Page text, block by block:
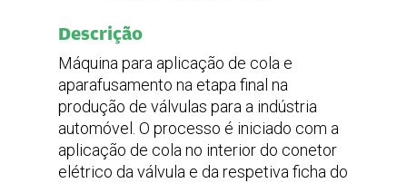
495 kg
Fonte de Alimentação
Potência
Frequência
Corrente
Descrição
Máquina para aplicação de cola e
aparafusamento na etapa final na
produção de válvulas para a indústria
automóvel. O processo é iniciado com a
aplicação de cola no interior do conetor
elétrico da válvula e da respetiva ficha do